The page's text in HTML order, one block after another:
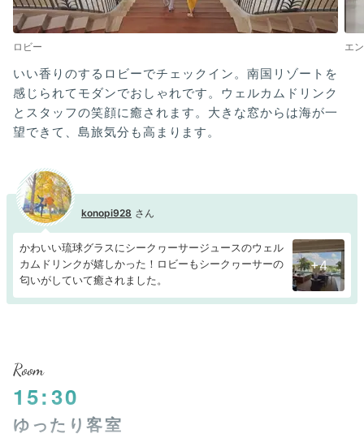
ロビー エ
いい香りのするロビーでチェックイン。南国リゾートを
感じられてモダンでおしゃれです。ウェルカムドリンク
とスタッフの笑顔に癒されます。大きな窓からは海が一
望できて、島旅気分も高まります。
konopi928
かわいい琉球グラスにシークヮーサージュースのウェル
カムドリンクが嬉しかった！ロビーもシークヮーサーの
匂いがしていて癒されました。
+4
Room
15:30
ゆったり客室